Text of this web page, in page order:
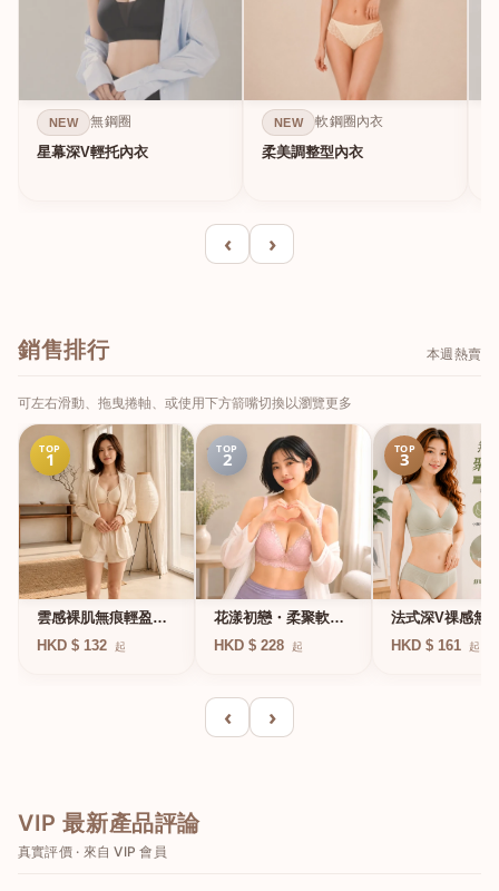
NEW 無鋼圈
星幕深V輕托內衣
NEW 軟鋼圈內衣
柔美調整型內衣
‹ ›
銷售排行 本週熱賣
可左右滑動、拖曳捲軸、或使用下方箭嘴切換以瀏覽更多
TOP
1
雲感裸肌無痕輕盈無
鋼圈內衣
HKD $ 132 起
TOP
2
花漾初戀・柔聚軟鋼
圈蕾絲內衣
HKD $ 228 起
TOP
3
法式深V祼感無
凍軟支撐條無鋼
HKD $ 161 起
‹ ›
VIP 最新產品評論
真實評價 · 來自 VIP 會員